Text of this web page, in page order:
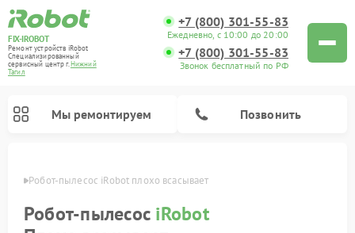
FIX-IROBOT
Ремонт устройств iRobot
Специализированный
cервисный центр г.Нижний
Тагил
+7 (800) 301-55-83
Ежедневно, с 10:00 до 20:00
+7 (800) 301-55-83
Звонок бесплатный по РФ
Мы ремонтируем Позвонить
Робот-пылесос iRobot плохо всасывает
Робот-пылесос iRobot